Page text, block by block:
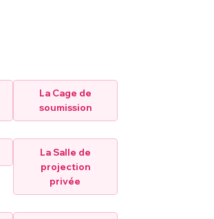
La Cage de
soumission
La Salle de
projection
privée